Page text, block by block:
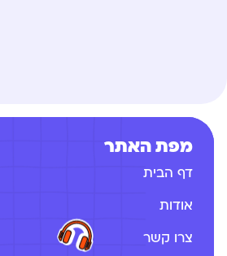
מפת האתר
דף הבית
אודות
צרו קשר